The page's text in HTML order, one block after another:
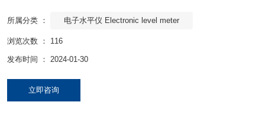
所属分类 ： 电子水平仪 Electronic level meter
浏览次数 ： 116
发布时间 ： 2024-01-30
立即咨询